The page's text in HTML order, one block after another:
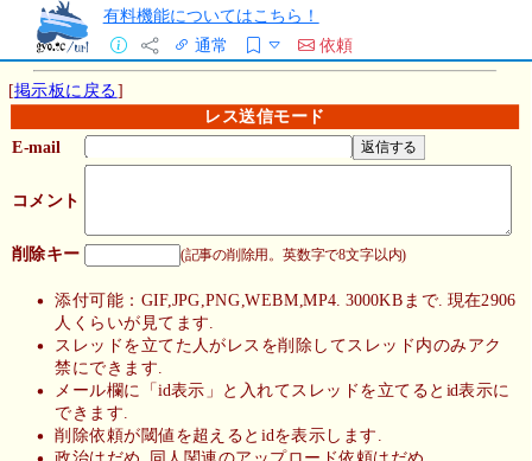
有料機能についてはこちら！
通常
依頼